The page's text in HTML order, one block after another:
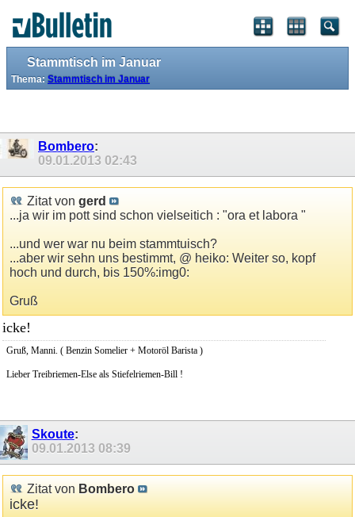
Stammtisch im Januar
Thema: Stammtisch im Januar
Bombero:
09.01.2013 02:43
Zitat von gerd
...ja wir im pott sind schon vielseitich : "ora et labora "
...und wer war nu beim stammtuisch?
...aber wir sehn uns bestimmt, @ heiko: Weiter so, kopf
hoch und durch, bis 150%:img0:
Gruß
icke!
Gruß, Manni. ( Benzin Somelier + Motoröl Barista )
Lieber Treibriemen-Else als Stiefelriemen-Bill !
Skoute:
09.01.2013 08:39
Zitat von Bombero
icke!